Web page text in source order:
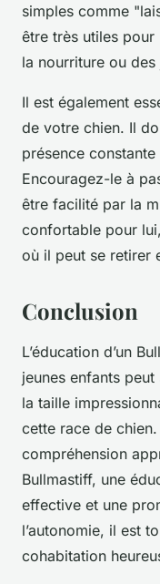
simples comme
être très utiles
la nourriture ou
Il est également
de votre chien. Il
présence
Encouragez-le à
être facilité par la
confortable pour
où il peut se retirer
Conclusion
L’éducation d’un
jeunes enfants
la taille
cette race de
compréhension
Bullmastiff, une
effective et une
l’autonomie, il est
cohabitation